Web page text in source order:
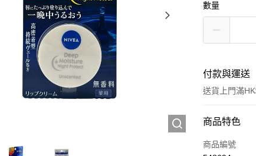
數量
付款與運送
送貨上門滿
付款方式
信用卡
商品特色
商品編號